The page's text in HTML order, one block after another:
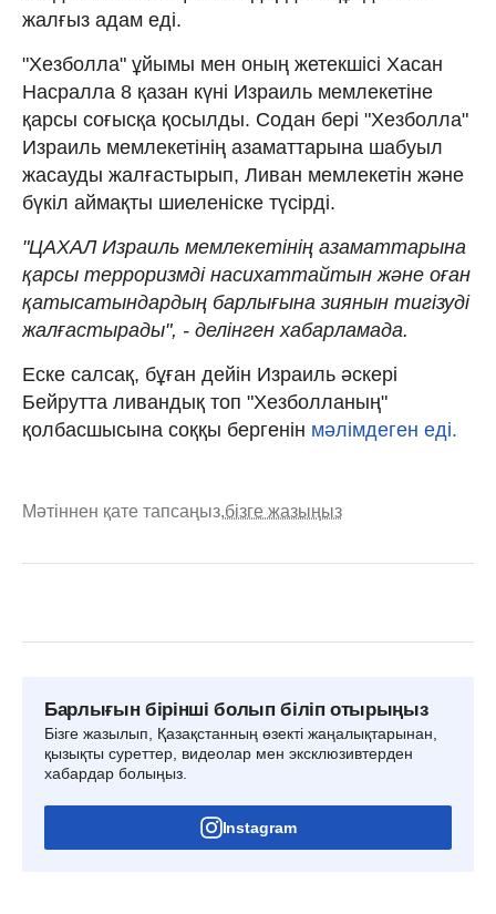
жалғыз адам еді.
"Хезболла" ұйымы мен оның жетекшісі Хасан
Насралла 8 қазан күні Израиль мемлекетіне
қарсы соғысқа қосылды. Содан бері "Хезболла"
Израиль мемлекетінің азаматтарына шабуыл
жасауды жалғастырып, Ливан мемлекетін және
бүкіл аймақты шиеленіске түсірді.
"ЦАХАЛ Израиль мемлекетінің азаматтарына
қарсы терроризмді насихаттайтын және оған
қатысатындардың барлығына зиянын тигізуді
жалғастырады", - делінген хабарламада.
Еске салсақ, бұған дейін Израиль әскері
Бейрутта ливандық топ "Хезболланың"
қолбасшысына соққы бергенін мәлімдеген еді.
Мәтіннен қате тапсаңыз,бізге жазыңыз
Барлығын бірінші болып біліп отырыңыз
Бізге жазылып, Қазақстанның өзекті жаңалықтарынан,
қызықты суреттер, видеолар мен эксклюзивтерден
хабардар болыңыз.
Instagram